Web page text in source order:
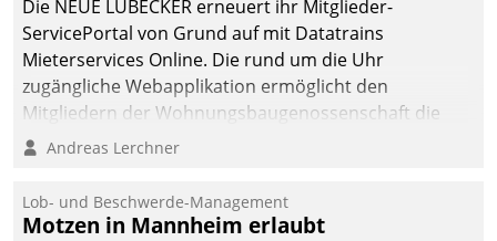
Die NEUE LÜBECKER erneuert ihr Mitglieder-
ServicePortal von Grund auf mit Datatrains
Mieterservices Online. Die rund um die Uhr
zugängliche Webapplikation ermöglicht den
Mitgliedern der Wohnungs­bau­genossenschaft die
Kontaktaufnahme per Smartphone, Tablet oder PC.
Andreas Lerchner
Lob- und Beschwerde-Management
Motzen in Mannheim erlaubt